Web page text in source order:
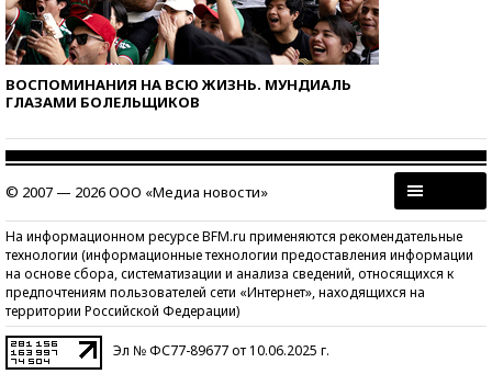
ВОСПОМИНАНИЯ НА ВСЮ ЖИЗНЬ. МУНДИАЛЬ
ГЛАЗАМИ БОЛЕЛЬЩИКОВ
© 2007 — 2026 ООО «Медиа новости»
На информационном ресурсе BFM.ru применяются рекомендательные
технологии (информационные технологии предоставления информации
на основе сбора, систематизации и анализа сведений, относящихся к
предпочтениям пользователей сети «Интернет», находящихся на
территории Российской Федерации)
Эл № ФС77-89677 от 10.06.2025 г.